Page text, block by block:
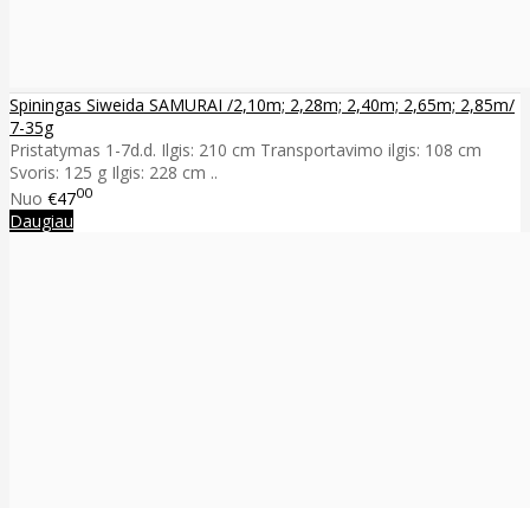
Spiningas Siweida SAMURAI /2,10m; 2,28m; 2,40m; 2,65m; 2,85m/
7-35g
Pristatymas 1-7d.d. Ilgis: 210 cm Transportavimo ilgis: 108 cm
Svoris: 125 g Ilgis: 228 cm ..
Nuo €4700
Daugiau